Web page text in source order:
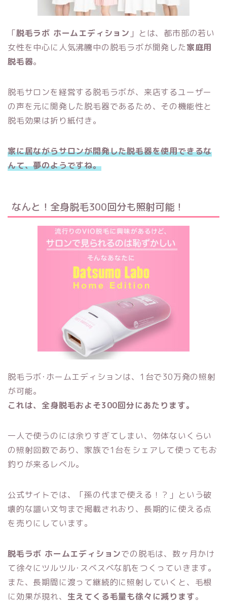
「脱毛ラボ ホームエディション 」とは、都市部の若い
女性を中心に人気沸騰中の脱毛ラボが開発した家庭用
脱毛器。
脱毛サロンを経営する脱毛ラボが、来店するユーザー
の声を元に開発した脱毛器であるため、その機能性と
脱毛効果は折り紙付き。
家に居ながらサロンが開発した脱毛器を使用できるな
んて、夢のようですね。
なんと！全身脱毛300回分も照射可能！
脱毛ラボ･ホームエディションは、1台で30万発の照射
が可能。
これは、全身脱毛およそ300回分にあたります。
一人で使うのには余りすぎてしまい、勿体ないくらい
の照射回数であり、家族で1台をシェアして使ってもお
釣りが来るレベル。
公式サイトでは、「孫の代まで使える！？」という破
壊的な謳い文句まで掲載されおり、長期的に使える点
を売りにしています。
脱毛ラボ ホームエディションでの脱毛は、数ヶ月かけ
て徐々にツルツル･スベスベな肌をつくっていきます。
また、長期間に渡って継続的に照射していくと、毛根
に効果が現れ、 生えてくる毛量も徐々に減ります。